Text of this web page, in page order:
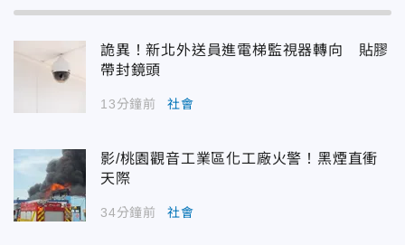
詭異！新北外送員進電梯監視器轉向 貼膠
帶封鏡頭
13分鐘前 社會
影/桃園觀音工業區化工廠火警！黑煙直衝
天際
34分鐘前 社會